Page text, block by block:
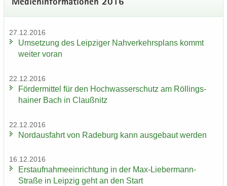
Me­di­en­in­for­ma­tio­nen 2016
27.12.2016
Um­set­zung des Leip­zi­ger Nah­ver­kehrs­plans kommt
wei­ter voran
22.12.2016
För­der­mit­tel für den Hoch­was­ser­schutz am Röl­lings­
hai­ner Bach in Clau­ß­nitz
22.12.2016
Nord­aus­fahrt von Ra­de­burg kann aus­ge­baut wer­den
16.12.2016
Erst­auf­nah­me­ein­rich­tung in der Max-​Liebermann-
Straße in Leip­zig geht an den Start